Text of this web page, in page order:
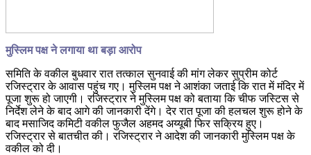
मुस्लिम पक्ष ने लगाया था बड़ा आरोप
समिति के वकील बुधवार रात तत्काल सुनवाई की मांग लेकर सुप्रीम कोर्ट
रजिस्ट्रार के आवास पहुंच गए। मुस्लिम पक्ष ने आशंका जताई कि रात में मंदिर में
पूजा शुरू हो जाएगी। रजिस्ट्रार ने मुस्लिम पक्ष को बताया कि चीफ जस्टिस से
निर्देश लेने के बाद आगे की जानकारी देंगे। देर रात पूजा की हलचल शुरू होने के
बाद मसाजिद कमिटी वकील फुजैल अहमद अय्यूबी फिर सक्रिय हुए।
रजिस्ट्रार से बातचीत की। रजिस्ट्रार ने आदेश की जानकारी मुस्लिम पक्ष के
वकील को दी।